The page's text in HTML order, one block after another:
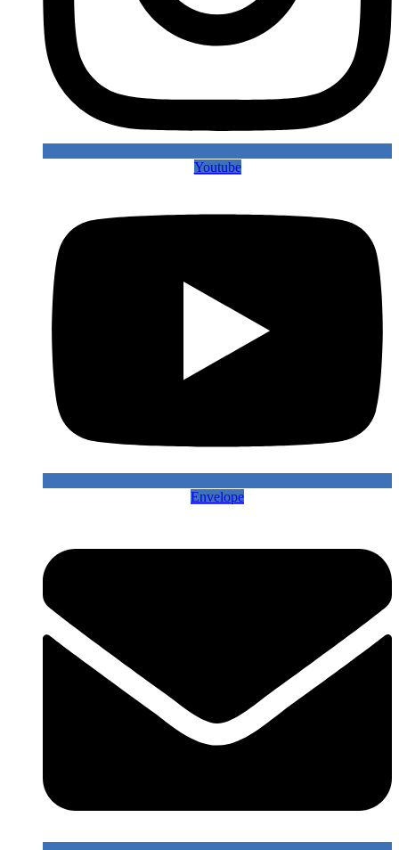
Youtube
Envelope